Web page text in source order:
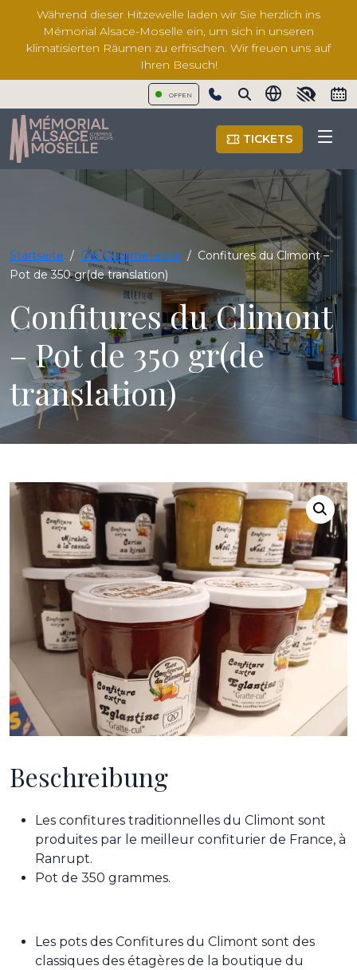
Während dieser Hitzewelle laden wir Sie herzlich ins
Mémorial Alsace-Moselle ein, um sich in unseren
klimatisierten Räumen zu erfrischen. Wir freuen uns auf
Ihren Besuch!
OFFEN
Show phone number
TICKETS
Startseite / Die Gourmetecke / Confitures du Climont –
Pot de 350 gr(de translation)
Confitures du Climont
– Pot de 350 gr(de
translation)
Beschreibung
Les confitures traditionnelles du Climont sont
produites par le meilleur confiturier de France, à
Ranrupt.
Pot de 350 grammes.
Les pots des Confitures du Climont sont des
classiques des étagères de la boutique du